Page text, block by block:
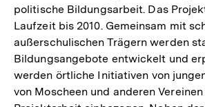
politische Bildungsarbeit. Das
Laufzeit bis 2010. Gemeinsam mit
außerschulischen Trägern werden
Bildungsangebote entwickelt und
werden örtliche Initiativen von
von Moscheen und anderen